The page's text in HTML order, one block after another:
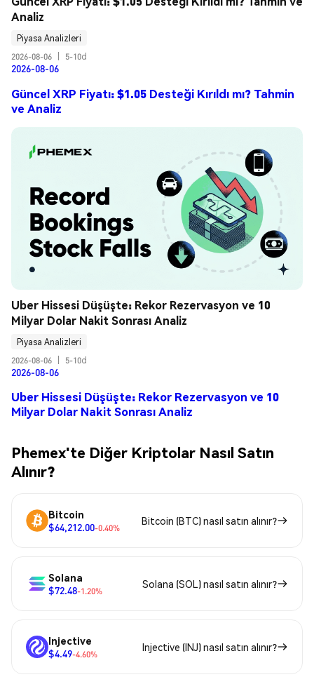
Analiz
Piyasa Analizleri
2026-08-06
5-10d
2026-08-06
Güncel XRP Fiyatı: $1.05 Desteği Kırıldı mı? Tahmin
ve Analiz
Uber Hissesi Düşüşte: Rekor Rezervasyon ve 10
Milyar Dolar Nakit Sonrası Analiz
Piyasa Analizleri
2026-08-06
5-10d
2026-08-06
Uber Hissesi Düşüşte: Rekor Rezervasyon ve 10
Milyar Dolar Nakit Sonrası Analiz
Phemex'te Diğer Kriptolar Nasıl Satın
Alınır?
Bitcoin
$64,212.00-0.40%
Bitcoin (BTC) nasıl satın alınır?
Solana
$72.48-1.20%
Solana (SOL) nasıl satın alınır?
Injective
$4.49-4.60%
Injective (INJ) nasıl satın alınır?